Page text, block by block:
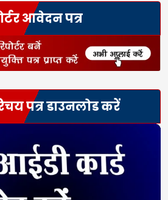
आवेदन पत्र
पत्र डाउनलोड करें